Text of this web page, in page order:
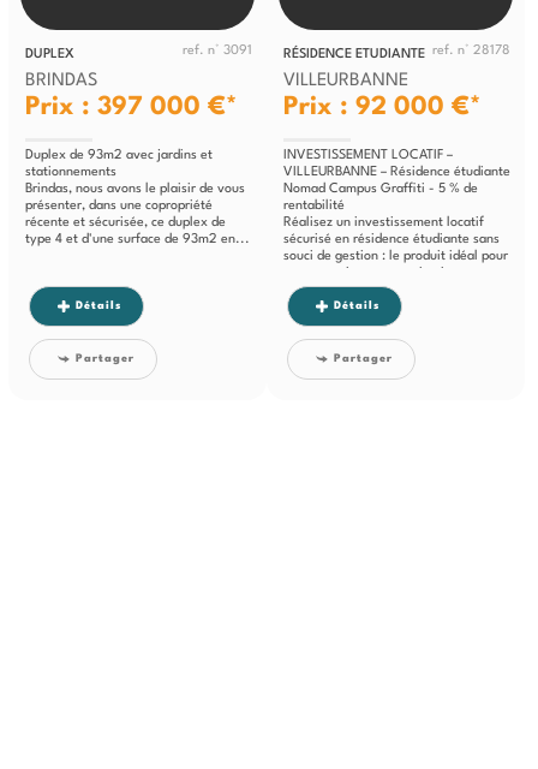
DUPLEX ref. n° 3091
BRINDAS
Prix : 397 000 €*
Duplex de 93m2 avec jardins et
stationnements
Brindas, nous avons le plaisir de vous
présenter, dans une copropriété
récente et sécurisée, ce duplex de
type 4 et d'une surface de 93m2 en...
Détails
Partager
RÉSIDENCE ETUDIANTE ref. n° 28178
VILLEURBANNE
Prix : 92 000 €*
INVESTISSEMENT LOCATIF –
VILLEURBANNE – Résidence étudiante
Nomad Campus Graffiti - 5 % de
rentabilité
Réalisez un investissement locatif
sécurisé en résidence étudiante sans
souci de gestion : le produit idéal pour
Détails
Partager